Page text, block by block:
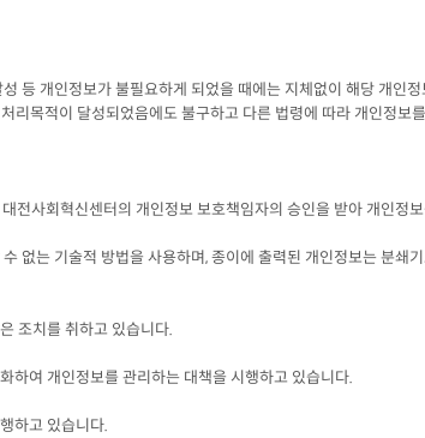
등 개인정보가 불필요하게 되었을 때에는 지체없이 해당 개
목적이 달성되었음에도 불구하고 다른 법령에 따라 개인정
전사회혁신센터의 개인정보 보호책임자의 승인을 받아 개인정
없는 기술적 방법을 사용하며, 종이에 출력된 개인정보는 분쇄
조치를 취하고 있습니다.
하여 개인정보를 관리하는 대책을 시행하고 있습니다.
하고 있습니다.